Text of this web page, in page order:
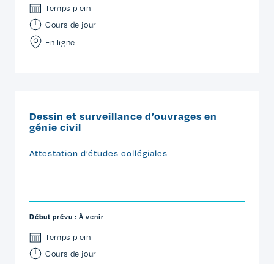
Temps plein
Cours de jour
En ligne
Dessin et surveillance d’ouvrages en
génie civil
Attestation d’études collégiales
Début prévu : À venir
Temps plein
Cours de jour